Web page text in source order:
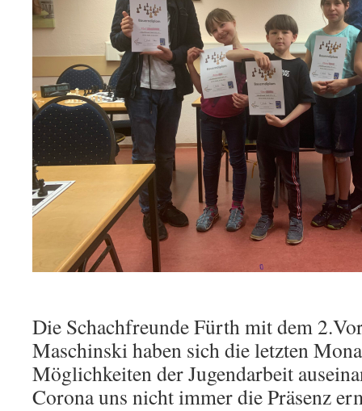
Die Schachfreunde Fürth mit dem
Maschinski haben sich die letzten
Möglichkeiten der Jugendarbeit
Corona uns nicht immer die Präsenz